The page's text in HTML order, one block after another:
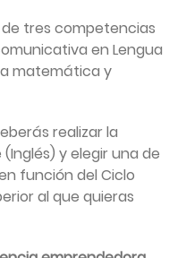
tres competencias
en Lengua
matemática y
realizar la
y elegir una de
función del Ciclo
al que quieras